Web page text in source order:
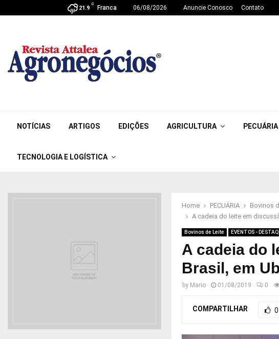
21.9
C
Franca 06/08/2026 Anuncie Conosco Contato
NOTÍCIAS ARTIGOS EDIÇÕES AGRICULTURA PECUÁRIA
TECNOLOGIA E LOGÍSTICA
Home PECUÁRIA
Bovinos
A cadeia do leite em
Bovinos de Leite EVENTOS -
A cadeia do
Brasil, em
by Mario 01/08/2019 0
COMPARTILHAR 0